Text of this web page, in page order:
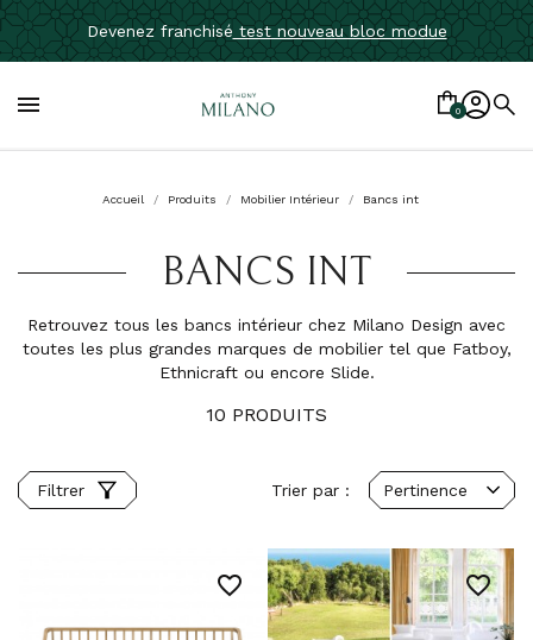
Devenez franchisé test nouveau bloc modue
 0
Accueil Produits Mobilier Intérieur Bancs int
BANCS INT
Retrouvez tous les bancs intérieur chez Milano Design avec
toutes les plus grandes marques de mobilier tel que Fatboy,
Ethnicraft ou encore Slide.
10 PRODUITS
Filtrer Trier par : Pertinence
favorite_border favorite_border